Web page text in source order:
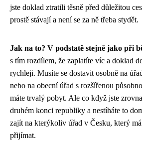
jste doklad ztratili těsně před důležitou
prostě stávají a není se za ně třeba stydět.
Jak na to? V podstatě stejně jako při
s tím rozdílem, že zaplatíte víc a doklad
rychleji. Musíte se dostavit osobně na
nebo na obecní úřad s rozšířenou
máte trvalý pobyt. Ale co když jste
druhém konci republiky a nestíháte to
zajít na kterýkoliv úřad v Česku, který
přijímat.